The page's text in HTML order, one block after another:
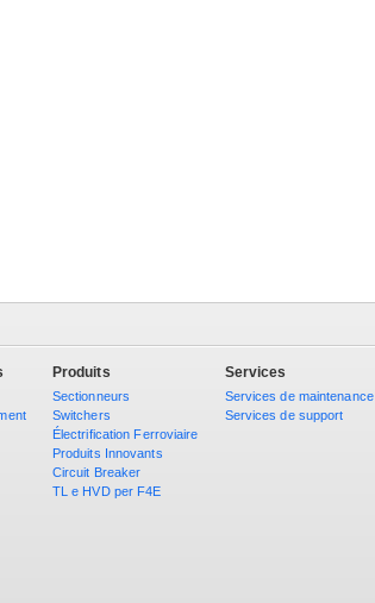
Produits
Sectionneurs
Switchers
Électrification Ferroviaire
Produits Innovants
Circuit Breaker
TL e HVD per F4E
Services
Services de maintenance
Services de support